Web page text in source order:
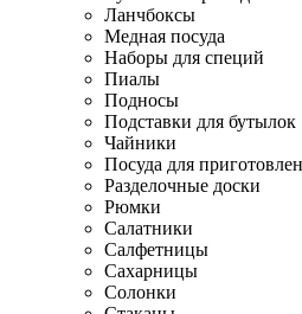
Ланчбоксы
Медная посуда
Наборы для специй
Пиалы
Подносы
Подставки для бутылок
Чайники
Посуда для
Разделочные доски
Рюмки
Салатники
Салфетницы
Сахарницы
Солонки